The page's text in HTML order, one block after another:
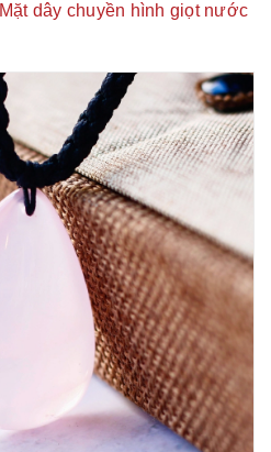
Mặt dây chuyền hình giọt nước